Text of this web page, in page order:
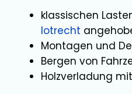
klassischen
lotrecht
Montagen und
Bergen von
Holzverladung